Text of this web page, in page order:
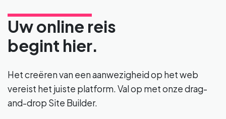
Uw online reis
begint hier.
Het creëren van een aanwezigheid op het web
vereist het juiste platform. Val op met onze drag-
and-drop Site Builder.